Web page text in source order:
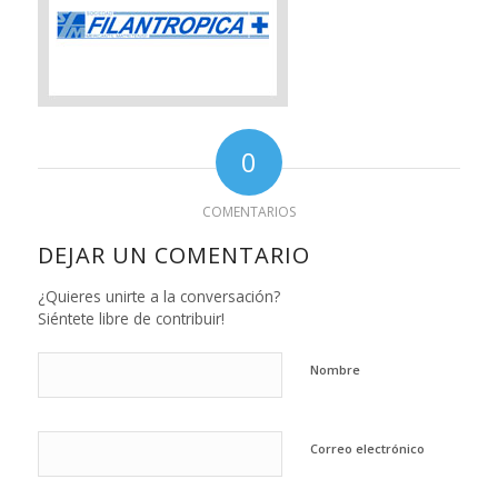
0
COMENTARIOS
DEJAR UN COMENTARIO
¿Quieres unirte a la conversación?
Siéntete libre de contribuir!
Nombre
Correo electrónico